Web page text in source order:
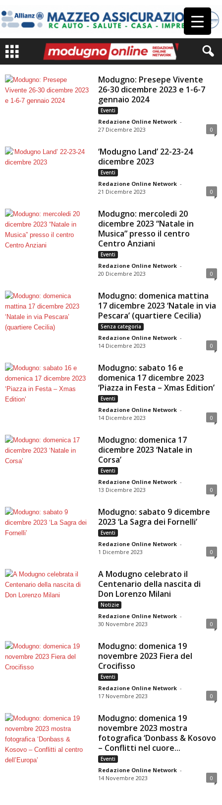
Modugno: Presepe Vivente
26-30 dicembre 2023 e 1-6-7
gennaio 2024
Eventi
Redazione Online Network -
27 Dicembre 2023
0
‘Modugno Land’ 22-23-24
dicembre 2023
Eventi
Redazione Online Network -
21 Dicembre 2023
0
Modugno: mercoledi 20
dicembre 2023 “Natale in
Musica” presso il centro
Centro Anziani
Eventi
Redazione Online Network -
20 Dicembre 2023
0
Modugno: domenica mattina
17 dicembre 2023 ‘Natale in via
Pescara’ (quartiere Cecilia)
Senza categoria
Redazione Online Network -
14 Dicembre 2023
0
Modugno: sabato 16 e
domenica 17 dicembre 2023
‘Piazza in Festa – Xmas Edition’
Eventi
Redazione Online Network -
14 Dicembre 2023
0
Modugno: domenica 17
dicembre 2023 ‘Natale in
Corsa’
Eventi
Redazione Online Network -
13 Dicembre 2023
0
Modugno: sabato 9 dicembre
2023 ‘La Sagra dei Fornelli’
Eventi
Redazione Online Network -
1 Dicembre 2023
0
A Modugno celebrato il
Centenario della nascita di
Don Lorenzo Milani
Notizie
Redazione Online Network -
30 Novembre 2023
0
Modugno: domenica 19
novembre 2023 Fiera del
Crocifisso
Eventi
Redazione Online Network -
17 Novembre 2023
0
Modugno: domenica 19
novembre 2023 mostra
fotografica ‘Donbass & Kosovo
– Conflitti nel cuore...
Eventi
Redazione Online Network -
14 Novembre 2023
0